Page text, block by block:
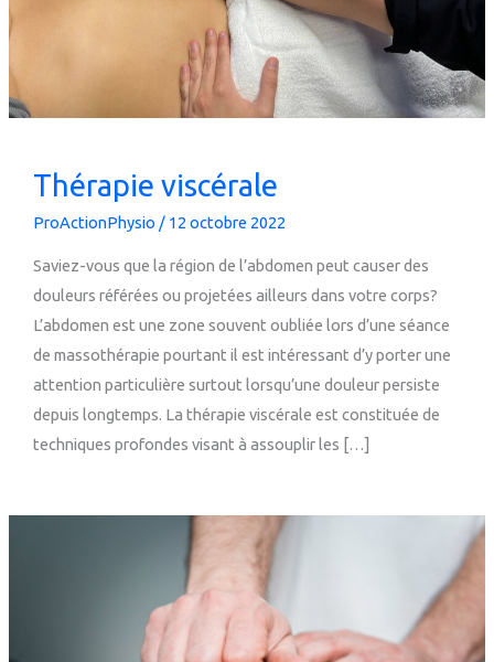
Thérapie viscérale
ProActionPhysio / 12 octobre 2022
Saviez-vous que la région de l’abdomen peut causer des
douleurs référées ou projetées ailleurs dans votre corps?
L’abdomen est une zone souvent oubliée lors d’une séance
de massothérapie pourtant il est intéressant d’y porter une
attention particulière surtout lorsqu’une douleur persiste
depuis longtemps. La thérapie viscérale est constituée de
techniques profondes visant à assouplir les […]